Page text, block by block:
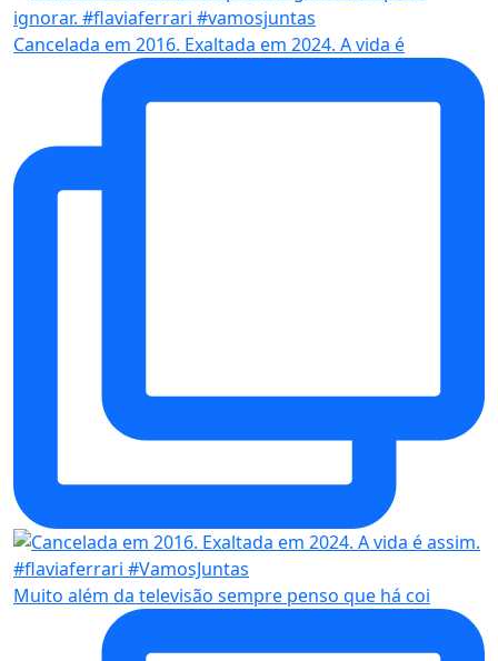
Cancelada em 2016. Exaltada em 2024. A vida é
Muito além da televisão sempre penso que há coi